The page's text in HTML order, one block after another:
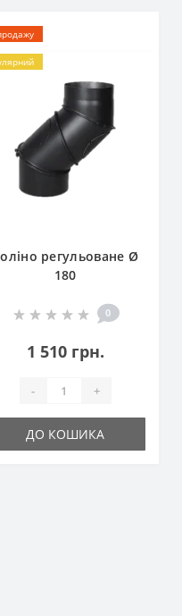
регульоване Ø
180
0
1 510 грн.
- +
ДО КОШИКА